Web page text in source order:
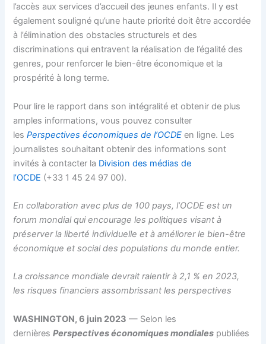
l’accès aux services d’accueil des jeunes enfants. Il y est
également souligné qu’une haute priorité doit être accordée
à l’élimination des obstacles structurels et des
discriminations qui entravent la réalisation de l’égalité des
genres, pour renforcer le bien-être économique et la
prospérité à long terme.
Pour lire le rapport dans son intégralité et obtenir de plus
amples informations, vous pouvez consulter
lesPerspectives économiques de l’OCDE en ligne. Les
journalistes souhaitant obtenir des informations sont
invités à contacter la Division des médias de
l’OCDE (+33 1 45 24 97 00).
En collaboration avec plus de 100 pays, l’OCDE est un
forum mondial qui encourage les politiques visant à
préserver la liberté individuelle et à améliorer le bien-être
économique et social des populations du monde entier.
La croissance mondiale devrait ralentir à 2,1 % en 2023,
les risques financiers assombrissant les perspectives
WASHINGTON, 6 juin 2023 — Selon les
dernièresPerspectives économiques mondiales publiées